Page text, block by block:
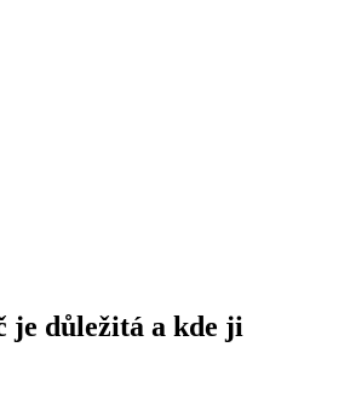
je důležitá a kde ji